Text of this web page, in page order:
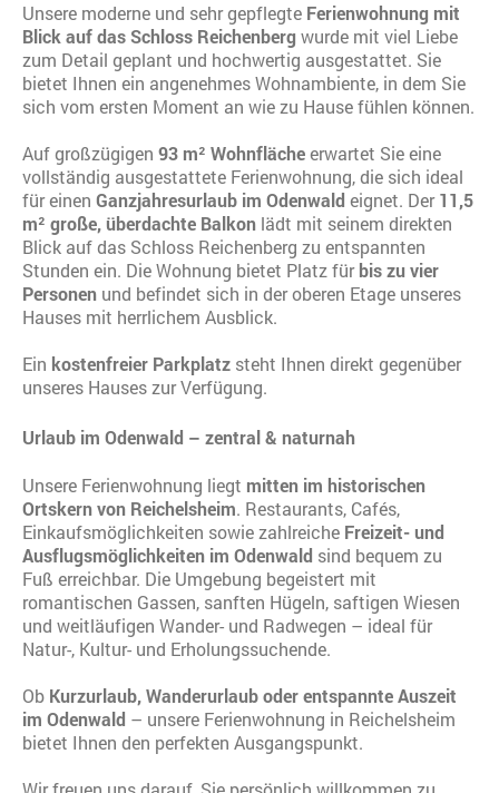
Unsere moderne und sehr gepflegte Ferienwohnung mit
Blick auf das Schloss Reichenberg wurde mit viel Liebe
zum Detail geplant und hochwertig ausgestattet. Sie
bietet Ihnen ein angenehmes Wohnambiente, in dem Sie
sich vom ersten Moment an wie zu Hause fühlen können.
Auf großzügigen 93 m² Wohnflächeerwartet Sie eine
vollständig ausgestattete Ferienwohnung, die sich ideal
für einen Ganzjahresurlaub im Odenwald eignet. Der11,5
m² große, überdachte Balkon lädt mit seinem direkten
Blick auf das Schloss Reichenberg zu entspannten
Stunden ein. Die Wohnung bietet Platz fürbis zu vier
Personen und befindet sich in der oberen Etage unseres
Hauses mit herrlichem Ausblick.
Ein kostenfreier Parkplatz steht Ihnen direkt gegenüber
unseres Hauses zur Verfügung.
Urlaub im Odenwald – zentral & naturnah
Unsere Ferienwohnung liegt mitten im historischen
Ortskern von Reichelsheim. Restaurants, Cafés,
Einkaufsmöglichkeiten sowie zahlreiche Freizeit- und
Ausflugsmöglichkeiten im Odenwald sind bequem zu
Fuß erreichbar. Die Umgebung begeistert mit
romantischen Gassen, sanften Hügeln, saftigen Wiesen
und weitläufigen Wander- und Radwegen – ideal für
Natur-, Kultur- und Erholungssuchende.
Ob Kurzurlaub, Wanderurlaub oder entspannte Auszeit
im Odenwald – unsere Ferienwohnung in Reichelsheim
bietet Ihnen den perfekten Ausgangspunkt.